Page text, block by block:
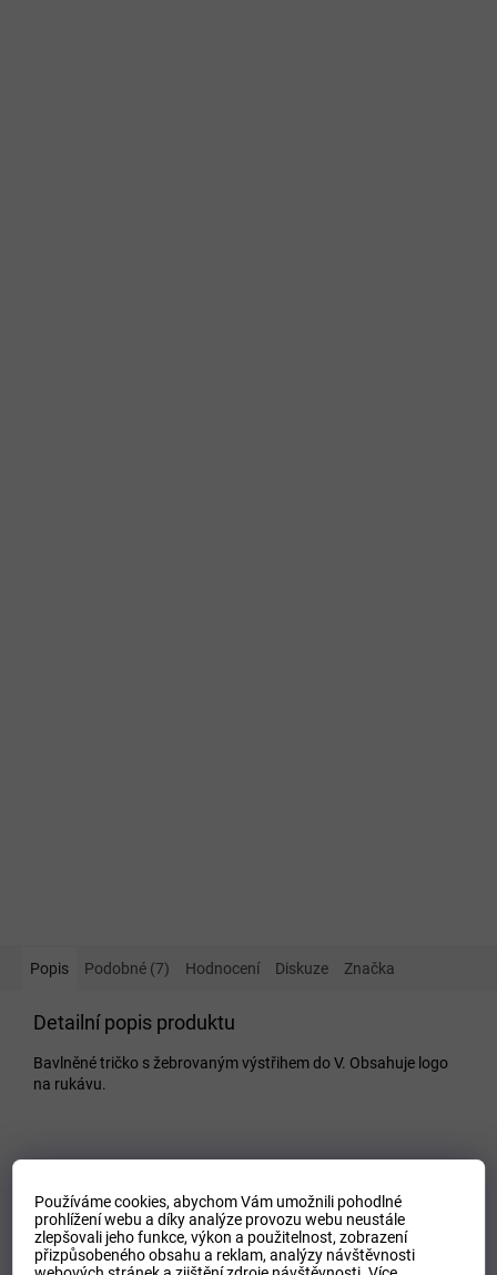
Používáme cookies, abychom Vám umožnili pohodlné
prohlížení webu a díky analýze provozu webu neustále
zlepšovali jeho funkce, výkon a použitelnost,zobrazení
přizpůsobeného obsahu a reklam, analýzy návštěvnosti
Popis Podobné (7) Hodnocení Diskuze Značka
Detailní popis produktu
Bavlněné tričko s žebrovaným výstřihem do V. Obsahuje logo
na rukávu.
Kategorie:
Dámské trika
EAN:
Zvolte variantu
Tipo Mdelo: T